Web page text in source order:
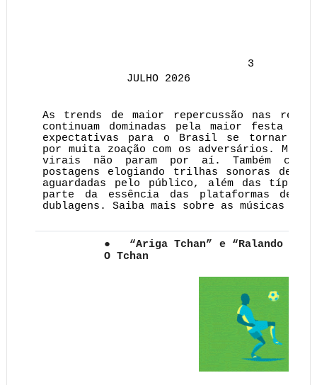
3
JULHO 2026
As trends de maior repercussão nas
continuam dominadas pela maior festa
expectativas para o Brasil se tornar
por muita zoação com os adversários. Mas
virais não param por aí. Também
postagens elogiando trilhas sonoras de
aguardadas pelo público, além das
parte da essência das plataformas de
dublagens. Saiba mais sobre as músicas
●
“Ariga Tchan” e “Ralando O
O Tchan